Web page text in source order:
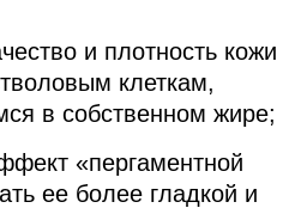
и плотность кожи
клеткам,
в собственном жире;
«пергаментной
ее более гладкой и